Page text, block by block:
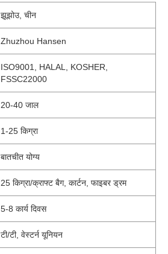
झूझोउ, चीन
Zhuzhou Hansen
ISO9001, HALAL, KOSHER,
FSSC22000
20-40 जाल
1-25 किग्रा
बातचीत योग्य
25 किग्रा/क्राफ्ट बैग, कार्टन, फाइबर ड्रम
5-8 कार्य दिवस
टी/टी, वेस्टर्न यूनियन